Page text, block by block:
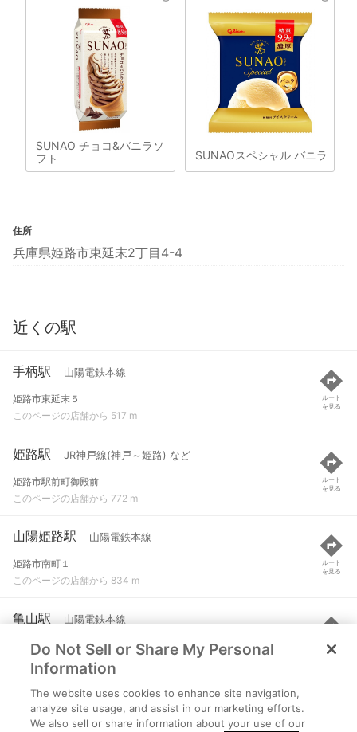
SUNAO チョコ&バニラソ
フト
SUNAOスペシャル バニラ
住所
兵庫県姫路市東延末2丁目4-4
近くの駅
手柄駅 山陽電鉄本線
姫路市東延末５
このページの店舗から 517 m
ルート
を見る
姫路駅 JR神戸線(神戸～姫路) など
姫路市駅前町御殿前
このページの店舗から 772 m
ルート
を見る
山陽姫路駅 山陽電鉄本線
姫路市南町１
このページの店舗から 834 m
ルート
を見る
亀山駅 山陽電鉄本線
姫路市亀山町高福地
このページの店舗から 1.5 km
ルート
を見る
京口駅 JR播但線
姫路市城東町
Do Not Sell or Share My Personal
Information
The website uses cookies to enhance site navigation,
analyze site usage, and assist in our marketing efforts.
We also sell or share information about your use of our